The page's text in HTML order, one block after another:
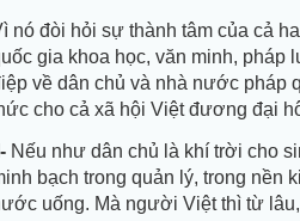
nó đòi hỏi sự thành tâm của cả
gia khoa học, văn minh, pháp
về dân chủ và nhà nước pháp
cho cả xã hội Việt đương đại
Nếu như dân chủ là khí trời cho
bạch trong quản lý, trong nền
uống. Mà người Việt thì từ